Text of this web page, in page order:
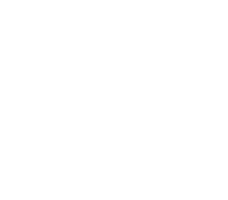
，并且与我们服务器的连接始终是加密的。
访问。作为一家德国公司，我们所有的业务